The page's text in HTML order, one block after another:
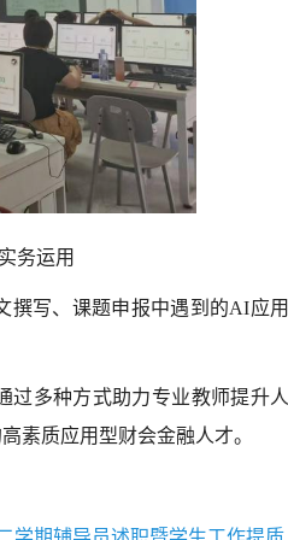
务运用
撰写、课题申报中遇到的AI应用
过多种方式助力专业教师提升人
素质应用型财会金融人才。